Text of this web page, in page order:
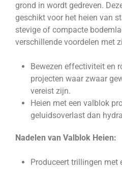
grond in wordt gedreven.
geschikt voor het heien van
stevige of compacte
verschillende voordelen met
Bewezen effectiviteit en
projecten waar zwaar
vereist zijn.
Heien met een valblok
geluidsoverlast dan
Nadelen van Valblok Heien:
Produceert trillingen